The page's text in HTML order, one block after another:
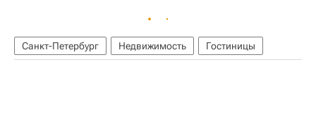
Санкт-Петербург Недвижимость Гостиницы